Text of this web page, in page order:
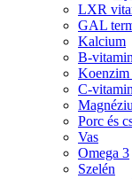
LXR
GAL
Kalcium
B-vitamin
Koenzim
C-
Porc és
Vas
Omega 3
Szelén